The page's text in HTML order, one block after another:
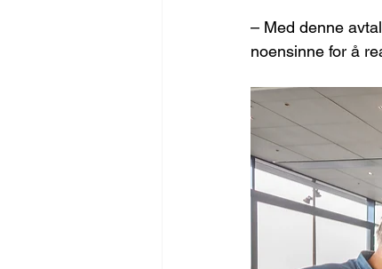
– Med denne
noensinne for å